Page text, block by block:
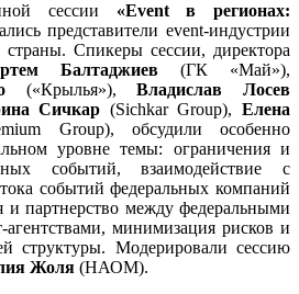
сессии «Event в регионах:
представители event-индустрии
Спикеры сессии, директора
Балтаджиев (ГК «Май»),
(«Крылья»),Владислав Лосев
Сичкар (Sichkar Group),Елена
Group), обсудили особенно
уровне темы: ограничения и
событий, взаимодействие с
событий федеральных компаний
и партнерство между федеральными
минимизация рисков и
структуры. Модерировали сессию
Жоля (НАОМ).